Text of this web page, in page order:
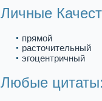
Личные
прямой
paсточительный
эгоцентричный
Любые